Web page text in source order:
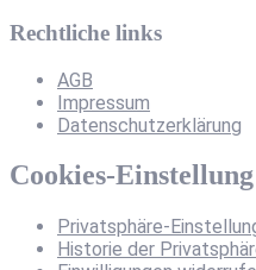
Rechtliche links
AGB
Impressum
Datenschutzerklärung
Cookies-Einstellung
Privatsphäre-
Historie der